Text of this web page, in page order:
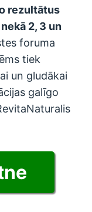
rezultātus
2, 3 un
foruma
tiek
un gludākai
galīgo